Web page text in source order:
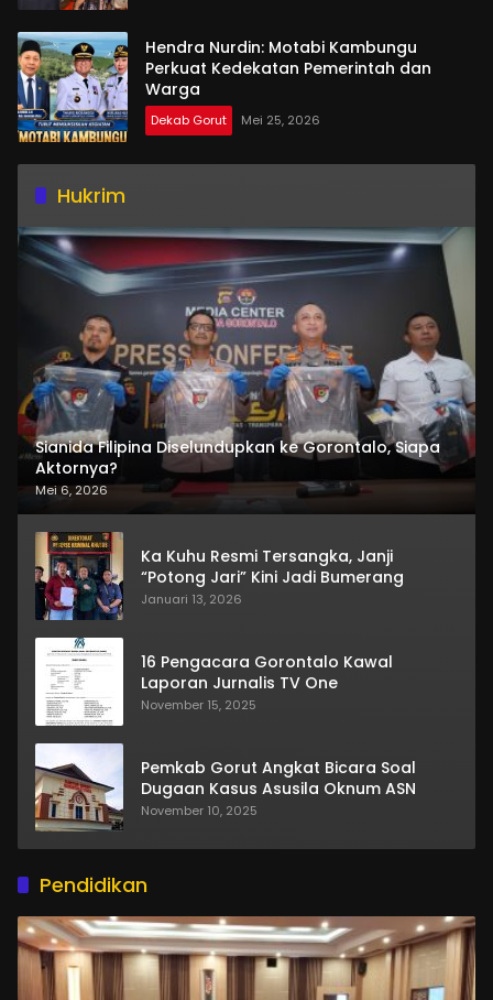
Hendra Nurdin: Motabi Kambungu
Perkuat Kedekatan Pemerintah dan
Warga
Dekab Gorut Mei 25, 2026
Hukrim
Sianida Filipina Diselundupkan ke Gorontalo, Siapa
Aktornya?
Mei 6, 2026
Ka Kuhu Resmi Tersangka, Janji
“Potong Jari” Kini Jadi Bumerang
Januari 13, 2026
16 Pengacara Gorontalo Kawal
Laporan Jurnalis TV One
November 15, 2025
Pemkab Gorut Angkat Bicara Soal
Dugaan Kasus Asusila Oknum ASN
November 10, 2025
Pendidikan